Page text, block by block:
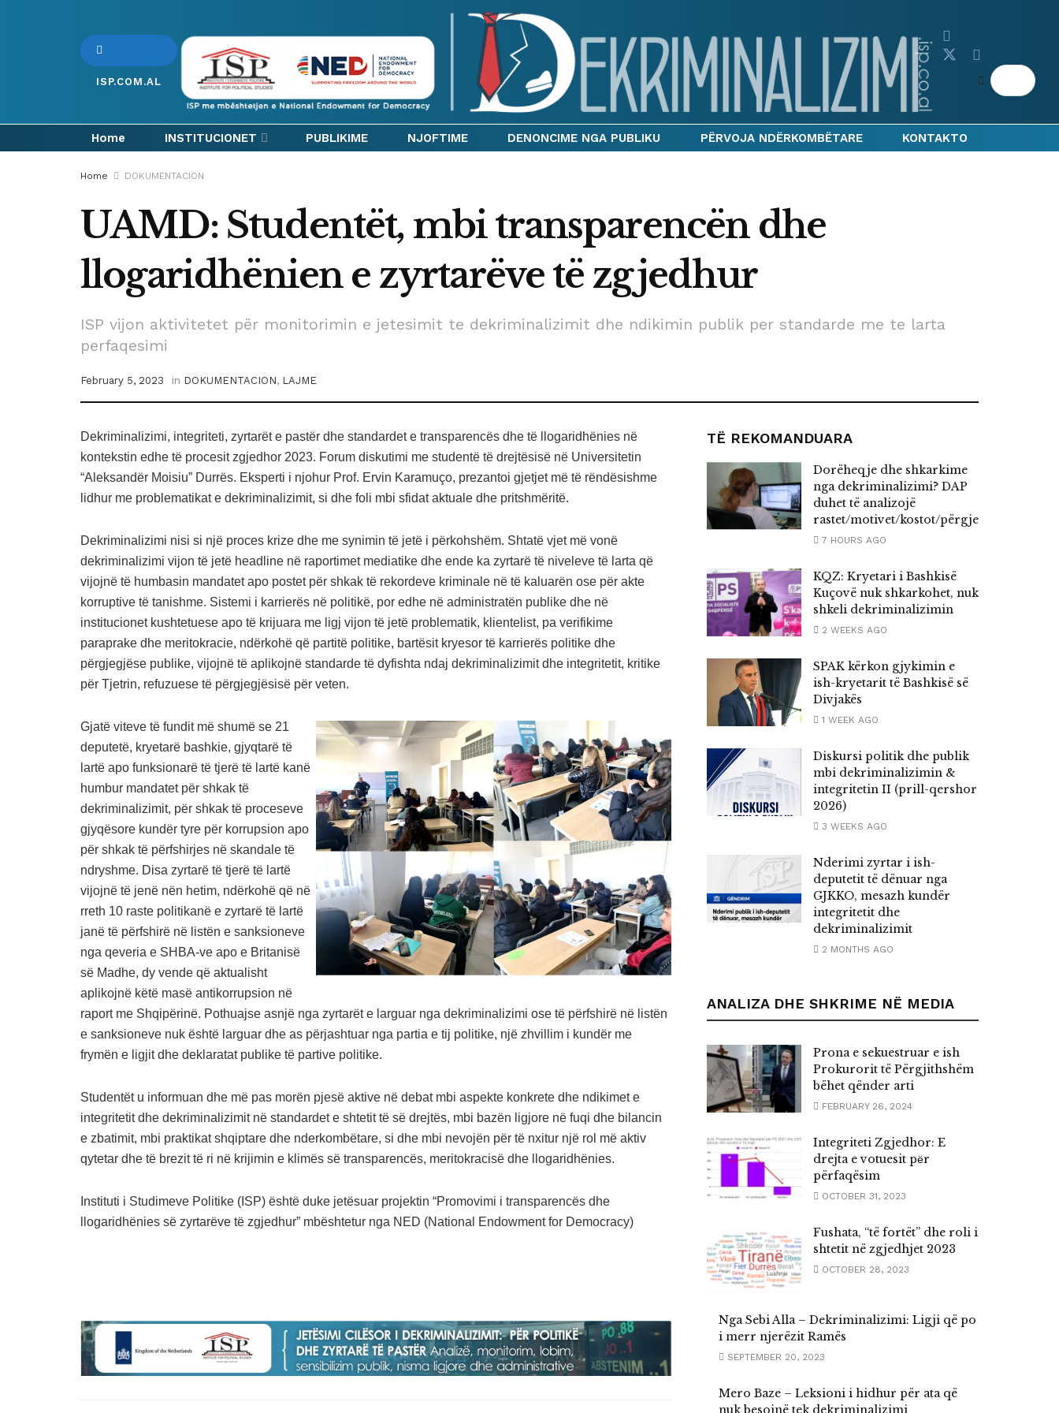
ISP.COM.AL
Home INSTITUCIONET PUBLIKIME NJOFTIME DENONCIME NGA PUBLIKU PËRVOJA NDËRKOMBËTARE KONTAKTO
Home DOKUMENTACION
UAMD: Studentët, mbi transparencën dhe
llogaridhënien e zyrtarëve të zgjedhur
ISP vijon aktivitetet për monitorimin e jetesimit te dekriminalizimit dhe ndikimin publik per standarde me te larta
perfaqesimi
February 5, 2023 in DOKUMENTACION, LAJME
Dekriminalizimi, integriteti, zyrtarët e pastër dhe standardet e transparencës dhe të llogaridhënies në
kontekstin edhe të procesit zgjedhor 2023. Forum diskutimi me studentë të drejtësisë në Universitetin
“Aleksandër Moisiu” Durrës. Eksperti i njohur Prof. Ervin Karamuço, prezantoi gjetjet më të rëndësishme
lidhur me problematikat e dekriminalizimit, si dhe foli mbi sfidat aktuale dhe pritshmëritë.
Dekriminalizimi nisi si një proces krize dhe me synimin të jetë i përkohshëm. Shtatë vjet më vonë
dekriminalizimi vijon të jetë headline në raportimet mediatike dhe ende ka zyrtarë të niveleve të larta që
vijojnë të humbasin mandatet apo postet për shkak të rekordeve kriminale në të kaluarën ose për akte
korruptive të tanishme. Sistemi i karrierës në politikë, por edhe në administratën publike dhe në
institucionet kushtetuese apo të krijuara me ligj vijon të jetë problematik, klientelist, pa verifikime
paraprake dhe meritokracie, ndërkohë që partitë politike, bartësit kryesor të karrierës politike dhe
përgjegjëse publike, vijojnë të aplikojnë standarde të dyfishta ndaj dekriminalizimit dhe integritetit, kritike
për Tjetrin, refuzuese të përgjegjësisë për veten.
Gjatë viteve të fundit më shumë se 21
deputetë, kryetarë bashkie, gjyqtarë të
lartë apo funksionarë të tjerë të lartë kanë
humbur mandatet për shkak të
dekriminalizimit, për shkak të proceseve
gjyqësore kundër tyre për korrupsion apo
për shkak të përfshirjes në skandale të
ndryshme. Disa zyrtarë të tjerë të lartë
vijojnë të jenë nën hetim, ndërkohë që në
rreth 10 raste politikanë e zyrtarë të lartë
janë të përfshirë në listën e sanksioneve
nga qeveria e SHBA-ve apo e Britanisë
së Madhe, dy vende që aktualisht
aplikojnë këtë masë antikorrupsion në
raport me Shqipërinë. Pothuajse asnjë nga zyrtarët e larguar nga dekriminalizimi ose të përfshirë në listën
e sanksioneve nuk është larguar dhe as përjashtuar nga partia e tij politike, një zhvillim i kundër me
frymën e ligjit dhe deklaratat publike të partive politike.
Studentët u informuan dhe më pas morën pjesë aktive në debat mbi aspekte konkrete dhe ndikimet e
integritetit dhe dekriminalizimit në standardet e shtetit të së drejtës, mbi bazën ligjore në fuqi dhe bilancin
e zbatimit, mbi praktikat shqiptare dhe nderkombëtare, si dhe mbi nevojën për të nxitur një rol më aktiv
qytetar dhe të brezit të ri në krijimin e klimës së transparencës, meritokracisë dhe llogaridhënies.
Instituti i Studimeve Politike (ISP) është duke jetësuar projektin “Promovimi i transparencës dhe
llogaridhënies së zyrtarëve të zgjedhur” mbështetur nga NED (National Endowment for Democracy)
TË REKOMANDUARA
Dorëheqje dhe shkarkime
nga dekriminalizimi? DAP
duhet të analizojë
rastet/motivet/kostot/përgjegjësitë
7 HOURS AGO
KQZ: Kryetari i Bashkisë
Kuçovë nuk shkarkohet, nuk
shkeli dekriminalizimin
2 WEEKS AGO
SPAK kërkon gjykimin e
ish-kryetarit të Bashkisë së
Divjakës
1 WEEK AGO
Diskursi politik dhe publik
mbi dekriminalizimin &
integritetin II (prill-qershor
2026)
3 WEEKS AGO
Nderimi zyrtar i ish-
deputetit të dënuar nga
GJKKO, mesazh kundër
integritetit dhe
dekriminalizimit
2 MONTHS AGO
ANALIZA DHE SHKRIME NË MEDIA
Prona e sekuestruar e ish
Prokurorit të Përgjithshëm
bëhet qënder arti
FEBRUARY 26, 2024
Integriteti Zgjedhor: E
drejta e votuesit pёr
përfaqësim
OCTOBER 31, 2023
Fushata, “të fortët” dhe roli i
shtetit në zgjedhjet 2023
OCTOBER 28, 2023
Nga Sebi Alla – Dekriminalizimi: Ligji që po
i merr njerëzit Ramës
SEPTEMBER 20, 2023
Mero Baze – Leksioni i hidhur për ata që
nuk besojnë tek dekriminalizimi